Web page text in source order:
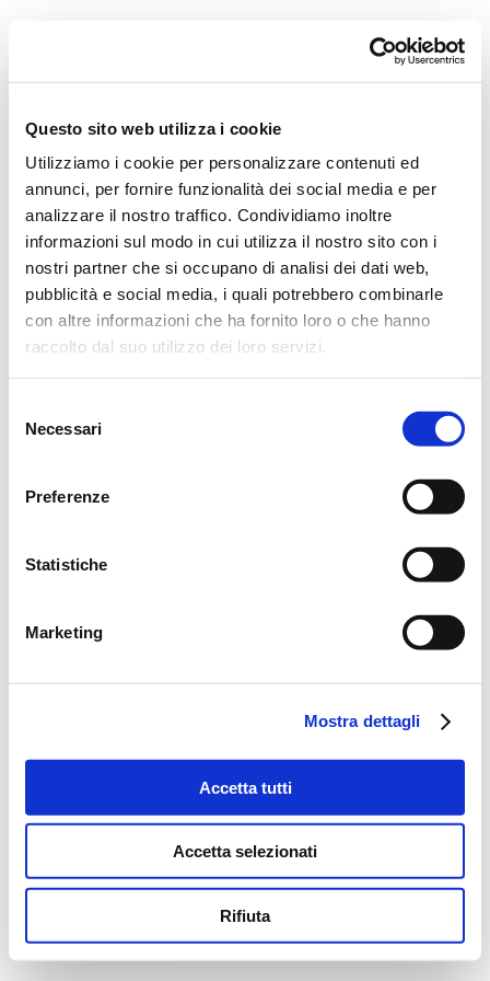
Questo sito web utilizza i cookie
Utilizziamo i cookie per personalizzare contenuti ed
annunci, per fornire funzionalità dei social media e per
analizzare il nostro traffico. Condividiamo inoltre
informazioni sul modo in cui utilizza il nostro sito con i
nostri partner che si occupano di analisi dei dati web,
pubblicità e social media, i quali potrebbero combinarle
con altre informazioni che ha fornito loro o che hanno
raccolto dal suo utilizzo dei loro servizi.
delNecessari
Preferenze
Statistiche
Marketing
Mostra dettagli
Accetta tutti
Accetta selezionati
Rifiuta
Direttore artistico
Professori D’Orchestra
La Storia
I Protagonisti
I Festival
Regolamento di Sala
Area Tecnica
Calendario
Cartellone
I Pomeriggi Musicali
Teatro Dal Verme
Biglietteria